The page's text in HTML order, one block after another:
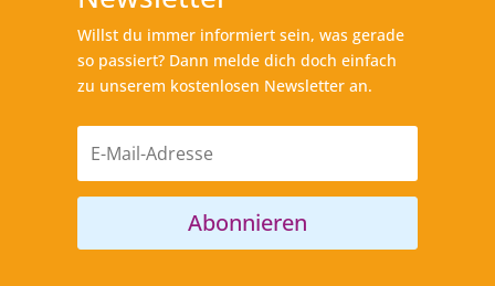
Willst du immer informiert sein, was gerade
so passiert? Dann melde dich doch einfach
zu unserem kostenlosen Newsletter an.
Abonnieren